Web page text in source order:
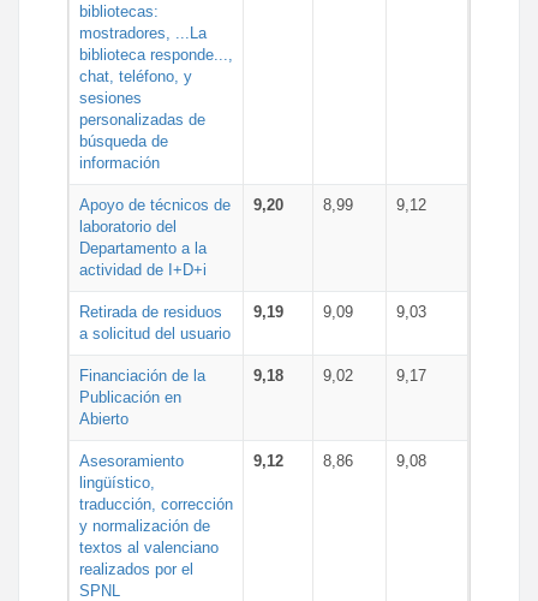
bibliotecas:
mostradores, ...La
biblioteca responde...,
chat, teléfono, y
sesiones
personalizadas de
búsqueda de
información
Apoyo de técnicos de
laboratorio del
Departamento a la
actividad de I+D+i
9,20 8,99 9,12
Retirada de residuos
a solicitud del usuario
9,19 9,09 9,03
Financiación de la
Publicación en
Abierto
9,18 9,02 9,17
Asesoramiento
lingüístico,
traducción, corrección
y normalización de
textos al valenciano
realizados por el
SPNL
9,12 8,86 9,08